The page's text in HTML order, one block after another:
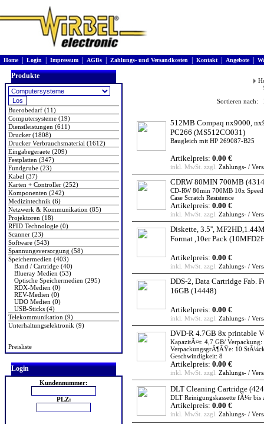
Home| Login Impressum AGBs Zahlungs- und Versandkosten Kontakt| Angebote|
Produkte
Buerobedarf (11)
Computersysteme (19)
Dienstleistungen (611)
Drucker (1808)
Drucker Verbrauchsmaterial (1612)
Eingabegeraete (209)
Festplatten (347)
Fundgrube (23)
Kabel (37)
Karten + Controller (252)
Komponenten (242)
Medizintechnik (6)
Netzwerk & Kommunikation (85)
Projektoren (18)
RFID Technologie (0)
Scanner (23)
Software (543)
Spannungsversorgung (58)
Speichermedien (403)
Band / Cartridge (40)
Blueray Medien (53)
Optische Speichermedien (295)
RDX-Medien (0)
REV-Medien (0)
UDO Medien (0)
USB-Sticks (4)
Telekommunikation (9)
Unterhaltungselektronik (9)
Preisliste
Login
Kundennummer:
PLZ:
Sortieren nach:
512MB Compaq nx9000,
PC266 (MS512CO031)
Baugleich mit HP 269087-B25
Artikelpreis: 0.00 €
inkl. MwSt. zzgl. Zahlungs- /
CDRW 80MIN 700MB
CD-RW 80min 700MB 10x
Case Scratch Resistence
Artikelpreis: 0.00 €
inkl. MwSt. zzgl. Zahlungs- /
Diskette, 3.5'',
Format ,10er Pack
Artikelpreis: 0.00 €
inkl. MwSt. zzgl. Zahlungs- /
DDS-2, Data Cartridge Fab.
16GB (14448)
Artikelpreis: 0.00 €
inkl. MwSt. zzgl. Zahlungs- /
DVD-R 4.7GB 8x printable
KapazitÃ¤t: 4,7 GB/ Verpackung:
VerpackungsgrÃ¶ÃŸe: 10
Geschwindigkeit: 8
Artikelpreis: 0.00 €
inkl. MwSt. zzgl. Zahlungs- /
DLT Cleaning Cartridge
DLT Reinigungskassette fÃ¼r bis
Artikelpreis: 0.00 €
inkl. MwSt. zzgl. Zahlungs- /